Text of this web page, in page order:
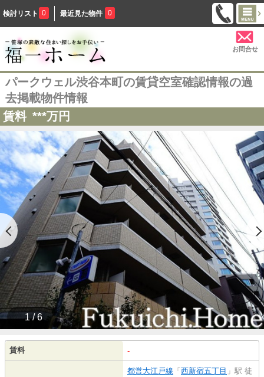
検討リスト 0 最近見た物件 0
お問合せ
パークウェル渋谷本町の賃貸空室確認情報の過
去掲載物件情報
賃料 ***万円
1 / 6
賃料 -
都営大江戸線 「 西新宿五丁目 」駅 徒